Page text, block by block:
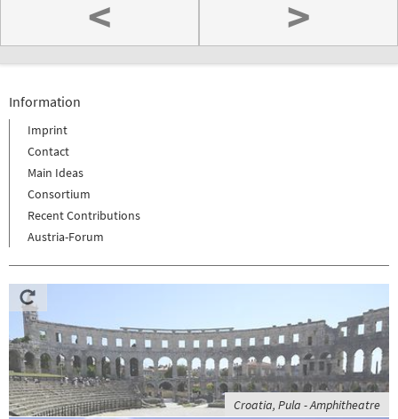
< >
Information
Imprint
Contact
Main Ideas
Consortium
Recent Contributions
Austria-Forum
Croatia, Pula - Amphitheatre